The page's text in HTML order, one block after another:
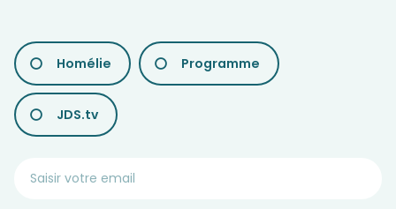
LES
DIFFÉRENTES
NEWSLETTERS
Homélie Programme
JDS.tv